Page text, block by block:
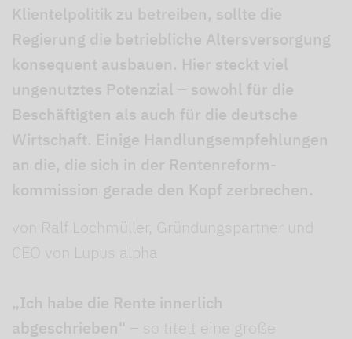
Klientelpolitik zu betreiben, sollte die
Regierung die betriebliche Altersversorgung
konsequent ausbauen. Hier steckt viel
ungenutztes Potenzial – sowohl für die
Beschäftigten als auch für die deutsche
Wirtschaft. Einige Handlungsempfehlungen
an die, die sich in der Rentenreform-
kommission gerade den Kopf zerbrechen.
von Ralf Lochmüller, Gründungspartner und
CEO von Lupus alpha
„Ich habe die Rente innerlich
abgeschrieben" – so titelt eine große